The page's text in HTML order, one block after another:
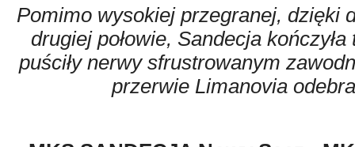
Pomimo wysokiej przegranej, dzięki
drugiej połowie, Sandecja
puściły nerwy sfrustrowanym
przerwie Limanovia